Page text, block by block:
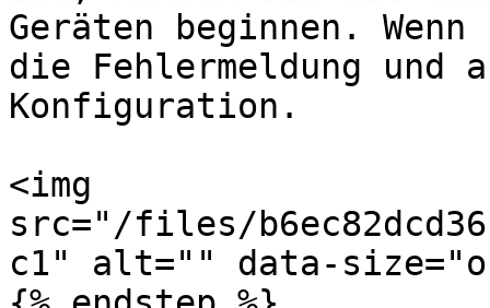
Geräten beginnen.
die Fehlermeldung
Konfiguration.
<img
src="/files/
c1" alt="" data-